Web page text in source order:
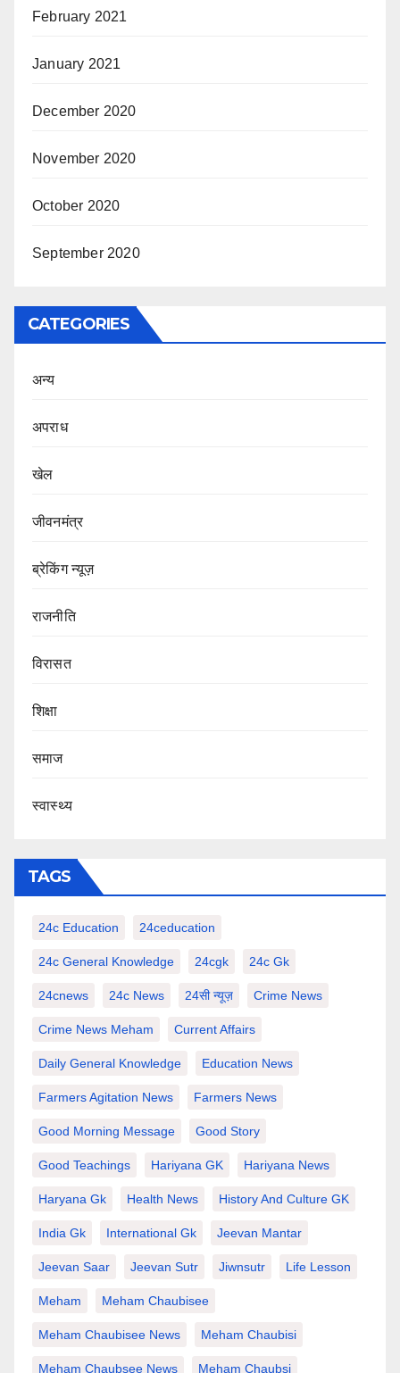
February 2021
January 2021
December 2020
November 2020
October 2020
September 2020
CATEGORIES
अन्य
अपराध
खेल
जीवनमंत्र
ब्रेकिंग न्यूज़
राजनीति
‍‍विरासत
शिक्षा
समाज
स्वास्थ्य
TAGS
24c Education 24ceducation
24c General Knowledge 24cgk 24c Gk
24cnews 24c News 24सी न्यूज़ Crime News
Crime News Meham Current Affairs
Daily General Knowledge Education News
Farmers Agitation News Farmers News
Good Morning Message Good Story
Good Teachings Hariyana GK Hariyana News
Haryana Gk Health News History And Culture GK
India Gk International Gk Jeevan Mantar
Jeevan Saar Jeevan Sutr Jiwnsutr Life Lesson
Meham Meham Chaubisee
Meham Chaubisee News Meham Chaubisi
Meham Chaubsee News Meham Chaubsi